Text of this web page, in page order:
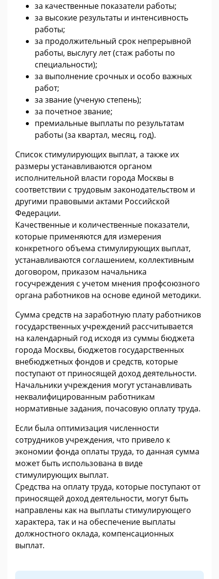
за качественные показатели работы;
за высокие результаты и интенсивность
работы;
за продолжительный срок непрерывной
работы, выслугу лет (стаж работы по
специальности);
за выполнение срочных и особо важных
работ;
за звание (ученую степень);
за почетное звание;
премиальные выплаты по результатам
работы (за квартал, месяц, год).
Список стимулирующих выплат, а также их
размеры устанавливаются органом
исполнительной власти города Москвы в
соответствии с трудовым законодательством и
другими правовыми актами Российской
Федерации.
Качественные и количественные показатели,
которые применяются для измерения
конкретного объема стимулирующих выплат,
устанавливаются соглашением, коллективным
договором, приказом начальника
госучреждения с учетом мнения профсоюзного
органа работников на основе единой методики.
Сумма средств на заработную плату работников
государственных учреждений рассчитывается
на календарный год исходя из суммы бюджета
города Москвы, бюджетов государственных
внебюджетных фондов и средств, которые
поступают от приносящей доход деятельности.
Начальники учреждения могут устанавливать
неквалифицированным работникам
нормативные задания, почасовую оплату труда.
Если была оптимизация численности
сотрудников учреждения, что привело к
экономии фонда оплаты труда, то данная сумма
может быть использована в виде
стимулирующих выплат.
Средства на оплату труда, которые поступают от
приносящей доход деятельности, могут быть
направлены как на выплаты стимулирующего
характера, так и на обеспечение выплаты
должностного оклада, компенсационных
выплат.